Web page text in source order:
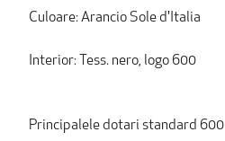
Culoare: Arancio Sole d'Italia
Interior: Tess. nero, logo 600
Principalele dotari standard 600